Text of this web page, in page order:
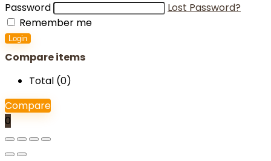
Password
Lost Password?
Remember me
Login
Compare items
Total (0)
Compare
0